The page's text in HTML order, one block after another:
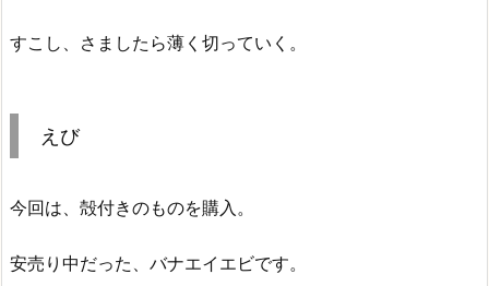
すこし、さましたら薄く切っていく。
えび
今回は、殻付きのものを購入。
安売り中だった、バナエイエビです。